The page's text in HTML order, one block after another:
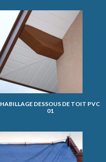
HABILLAGE DESSOUS DE TOIT PVC
01